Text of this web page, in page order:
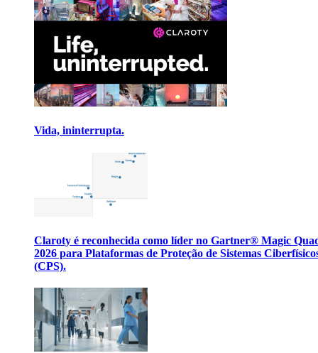
Vida, ininterrupta.
Claroty é reconhecida como líder no Gartner® Magic
2026 para Plataformas de Proteção de Sistemas
(CPS).